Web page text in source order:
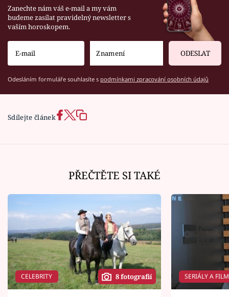
Zanechte nám váš e-mail a my vám
budeme zasílat pravidelný newsletter s
vaším horoskopem.
ODESLAT
Odesláním formuláře souhlasíte s podmínkami zpracování osobních údajů
Sdílejte článek
PŘEČTĚTE SI TAKÉ
CELEBRITY 8 fotografií SERIÁLY A